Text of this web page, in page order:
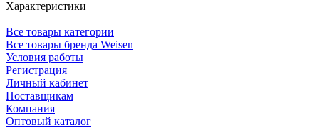
Характеристики
Все товары категории
Все товары бренда Weisen
Условия работы
Регистрация
Личный кабинет
Поставщикам
Компания
Оптовый каталог